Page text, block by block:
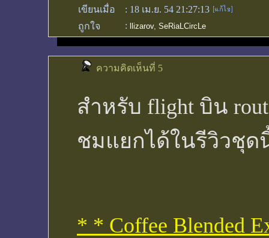
เขียนเมื่อ
: 18 เม.ย. 54 21:27:13
ถูกใจ
: llizarov, SeRiaLCircLe
ความคิดเห็นที่ 5
สำหรับ flight บิน
ชมแยกได้ในรีวิวชุด
* * Coffee Blended